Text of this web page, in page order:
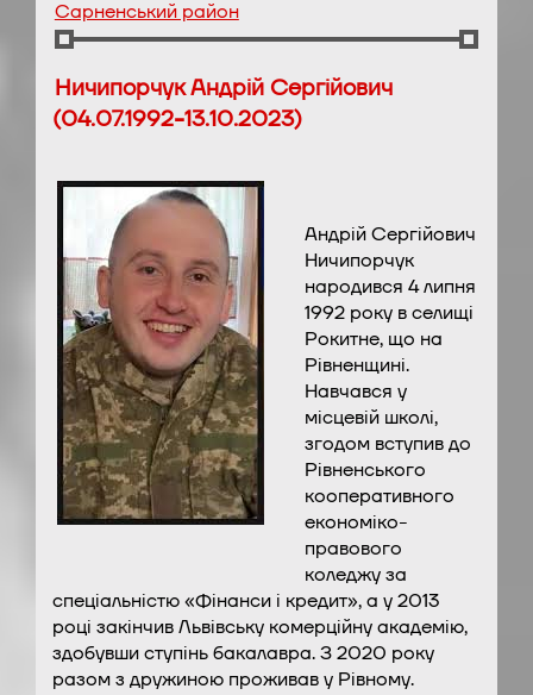
Сарненський район
Ничипорчук Андрій Сергійович
(04.07.1992-13.10.2023)
Андрій Сергійович
Ничипорчук
народився 4 липня
1992 року в селищі
Рокитне, що на
Рівненщині.
Навчався у
місцевій школі,
згодом вступив до
Рівненського
кооперативного
економіко-
правового
коледжу за
спеціальністю «Фінанси і кредит», а у 2013
році закінчив Львівську комерційну академію,
здобувши ступінь бакалавра. З 2020 року
разом з дружиною проживав у Рівному.